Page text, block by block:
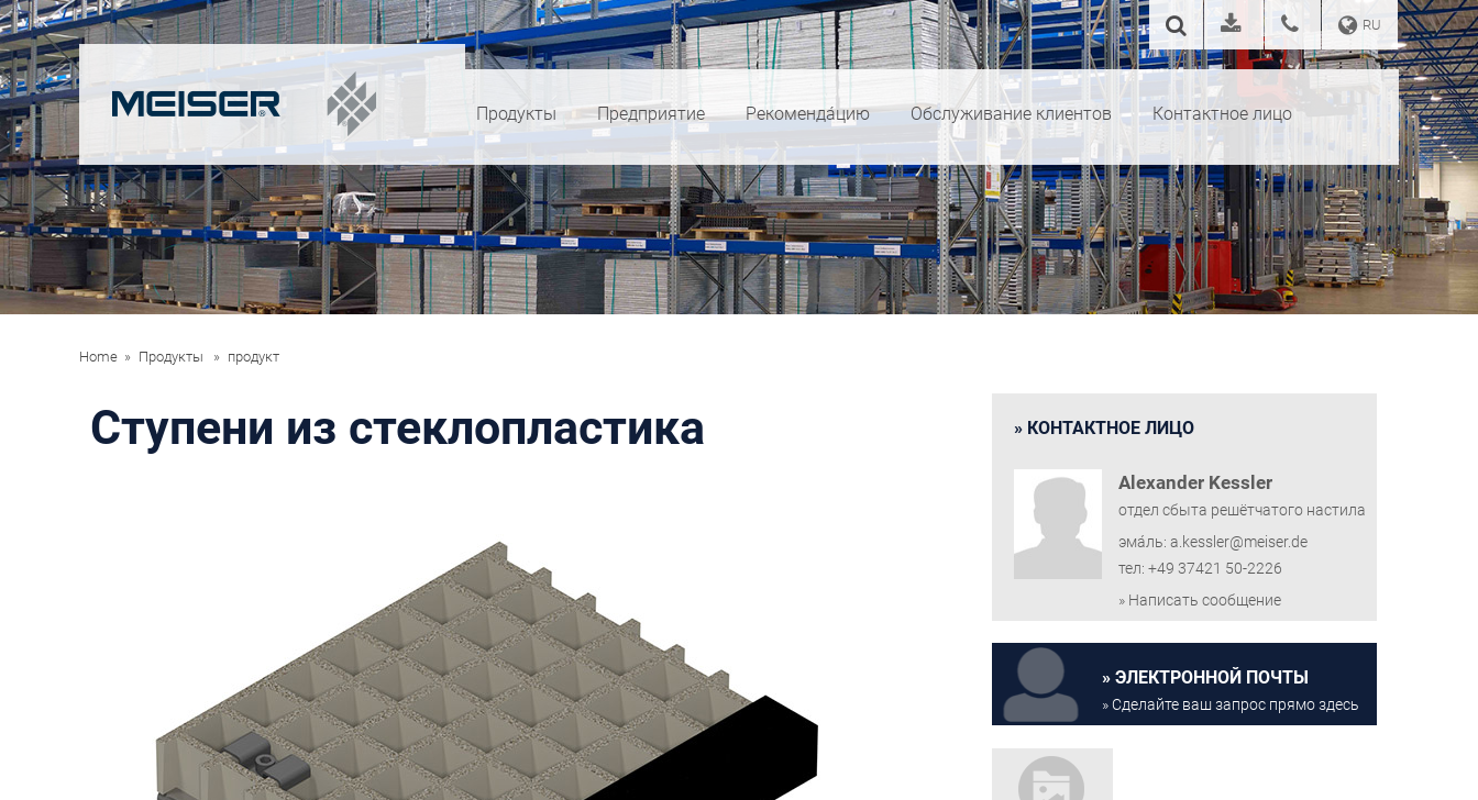
RU
Продукты Предприятие Pекоменда́цию Обслуживание клиентов Контактное лицо
Home Продукты продукт
Ступени из стеклопластика КОНТАКТНОЕ ЛИЦО
Alexander Kessler
отдел сбыта решётчатого настила
эма́ль: a.kessler@meiser.de
тел: +49 37421 50-2226
» Написать сообщение
ЭЛЕКТРОННОЙ ПОЧТЫ
» Сделайте ваш запрос прямо здесь